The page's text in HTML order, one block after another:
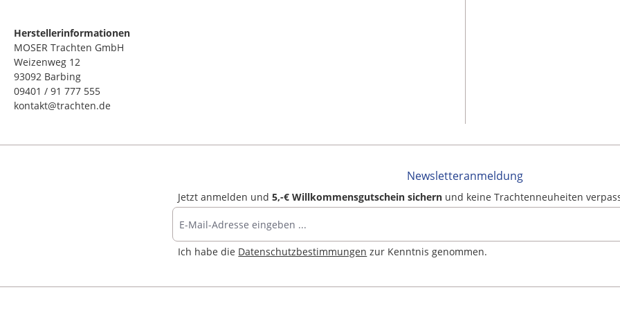
Herstellerinformationen
MOSER Trachten GmbH
Weizenweg 12
93092 Barbing
09401 / 91 777 555
kontakt@trachten.de
Newsletteranmeldung
Jetzt anmelden und5,-€ Willkommensgutschein sichern und keine Trachtenneuheiten
Ich habe die Datenschutzbestimmungen zur Kenntnis genommen.